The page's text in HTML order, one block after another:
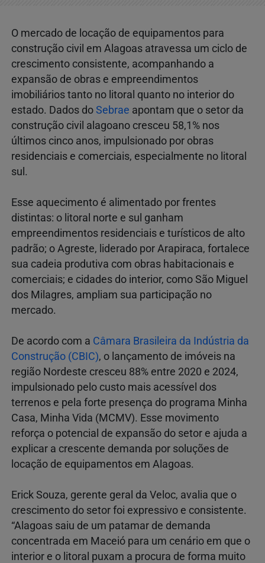
O mercado de locação de equipamentos para
construção civil em Alagoas atravessa um ciclo de
crescimento consistente, acompanhando a
expansão de obras e empreendimentos
imobiliários tanto no litoral quanto no interior do
estado. Dados do Sebrae apontam que o setor da
construção civil alagoano cresceu 58,1% nos
últimos cinco anos, impulsionado por obras
residenciais e comerciais, especialmente no litoral
sul.
Esse aquecimento é alimentado por frentes
distintas: o litoral norte e sul ganham
empreendimentos residenciais e turísticos de alto
padrão; o Agreste, liderado por Arapiraca, fortalece
sua cadeia produtiva com obras habitacionais e
comerciais; e cidades do interior, como São Miguel
dos Milagres, ampliam sua participação no
mercado.
De acordo com a Câmara Brasileira da Indústria da
Construção (CBIC), o lançamento de imóveis na
região Nordeste cresceu 88% entre 2020 e 2024,
impulsionado pelo custo mais acessível dos
terrenos e pela forte presença do programa Minha
Casa, Minha Vida (MCMV). Esse movimento
reforça o potencial de expansão do setor e ajuda a
explicar a crescente demanda por soluções de
locação de equipamentos em Alagoas.
Erick Souza, gerente geral da Veloc, avalia que o
crescimento do setor foi expressivo e consistente.
“Alagoas saiu de um patamar de demanda
concentrada em Maceió para um cenário em que o
interior e o litoral puxam a procura de forma muito